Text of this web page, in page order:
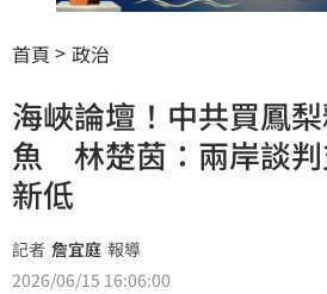
首頁 政治
海峽論壇！中共買鳳
魚 林楚茵：兩岸談判
新低
記者 詹宜庭 報導
2026/06/15 16:06:00